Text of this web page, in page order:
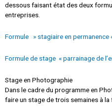
dessous faisant état des deux
entreprises.
Formule » stagiaire en permanence
Formule de stage « parrainage de
Stage en Photographie
Dans le cadre du programme en
faire un stage de trois semaines à la